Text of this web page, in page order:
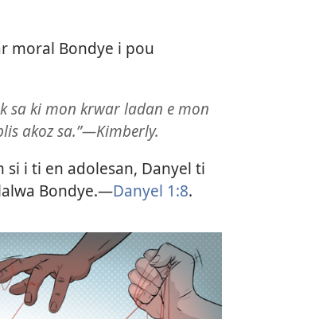
moral Bondye i pou
sa ki mon krwar ladan e mon
akoz sa.”​—Kimberly.
si i ti en adolesan, Danyel ti
Bondye.​—Danyel 1:8.